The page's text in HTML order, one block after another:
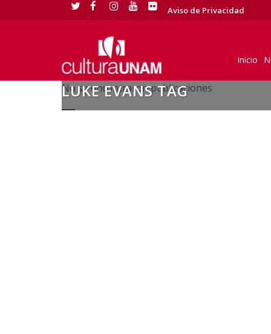
Aviso de Privacidad
Inicio
LUKE EVANS TAG
No se encontraron publicaciones